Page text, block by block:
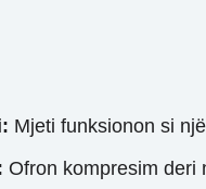
Mjeti funksionon si
Ofron kompresim deri